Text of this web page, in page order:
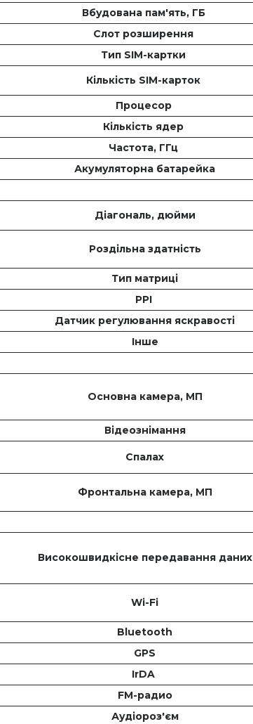
Вбудована пам'ять, ГБ
Слот розширення
Тип SIM-картки
Кількість SIM-карток
Процесор
Кількість ядер
Частота, ГГц
Акумуляторна батарейка
Діагональ, дюйми
Роздільна здатність
Тип матриці
PPI
Датчик регулювання яскравості
Інше
Основна камера, МП
Відеознімання
Спалах
Фронтальна камера, МП
Високошвидкісне передавання даних
Wi-Fi
Bluetooth
GPS
IrDA
FM-радио
Аудіороз'єм